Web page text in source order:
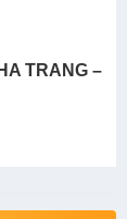
TRANG –